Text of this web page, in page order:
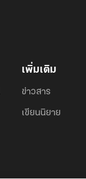
เพิ่มเติม
ข่าวสาร
เขียนนิยาย